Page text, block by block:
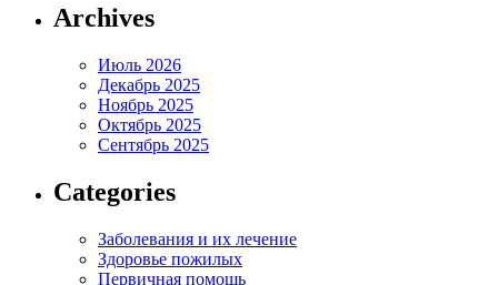
Archives
Июль 2026
Декабрь 2025
Ноябрь 2025
Октябрь 2025
Сентябрь 2025
Categories
Заболевания и их лечение
Здоровье пожилых
Первичная помощь